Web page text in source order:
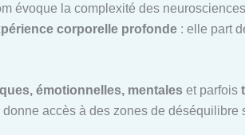
évoque la complexité des
corporelle profonde : elle part
émotionnelles, mentales et parfois
donne accès à des zones de